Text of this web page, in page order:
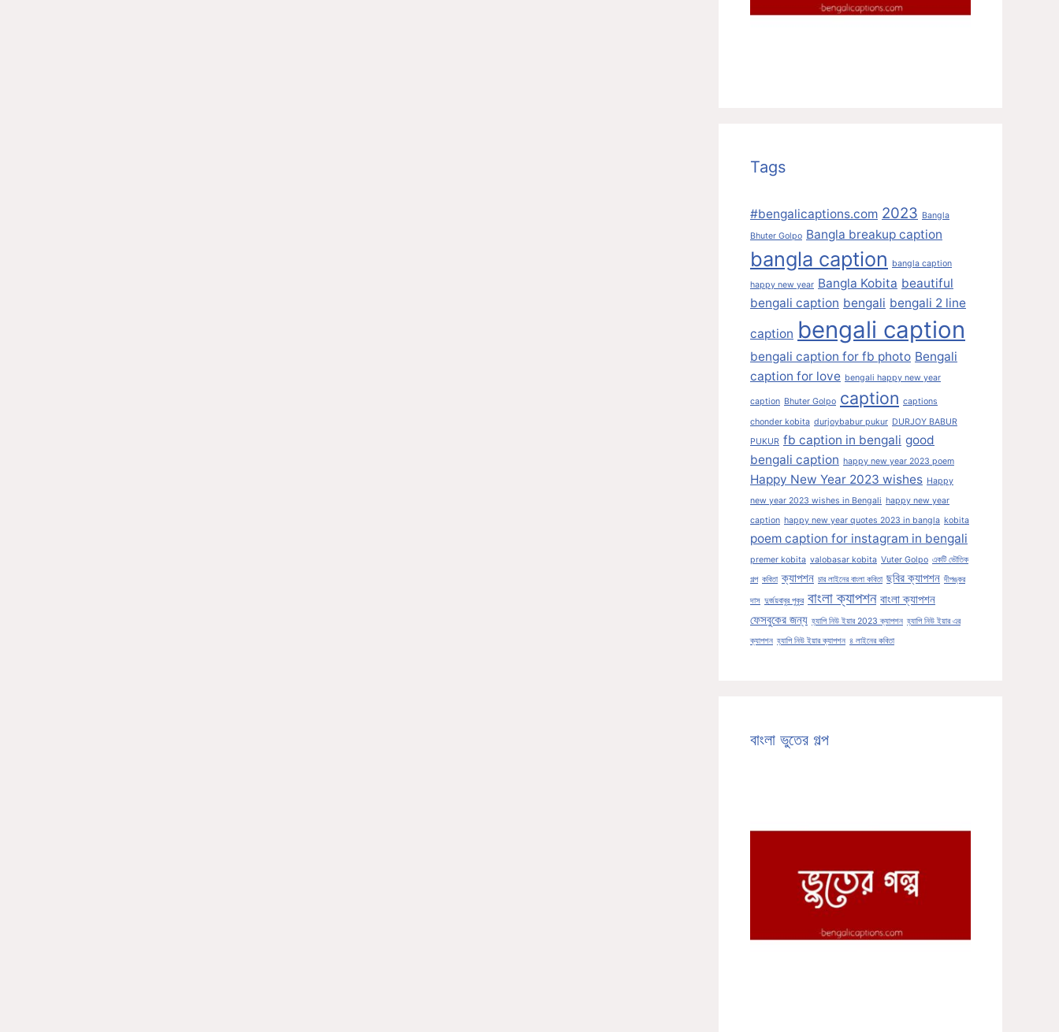
Tags
#bengalicaptions.com 2023 Bangla
Bhuter Golpo Bangla breakup caption
bangla caption bangla caption
happy new year Bangla Kobita beautiful
bengali caption bengali bengali 2 line
caption bengali caption
bengali caption for fb photo Bengali
caption for love bengali happy new year
caption Bhuter Golpo caption captions
chonder kobita durjoybabur pukur DURJOY BABUR
PUKUR fb caption in bengali good
bengali caption happy new year 2023 poem
Happy New Year 2023 wishes Happy
new year 2023 wishes in Bengali happy new year
caption happy new year quotes 2023 in bangla kobita
poem caption for instagram in bengali
premer kobita valobasar kobita Vuter Golpo একটি ভৌতিক
গল্প কবিতা ক্যাপশন চার লাইনের বাংলা কবিতা ছবির ক্যাপশন দীপঙ্কর
দাস দুর্জয়বাবুর পুকুর বাংলা ক্যাপশন বাংলা ক্যাপশন
ফেসবুকের জন্য হ্যাপি নিউ ইয়ার 2023 ক্যাপশন হ্যাপি নিউ ইয়ার এর
ক্যাপশন হ্যাপি নিউ ইয়ার ক্যাপশন ৪ লাইনের কবিতা
বাংলা ভুতের গল্প